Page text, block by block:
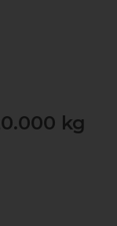
kg